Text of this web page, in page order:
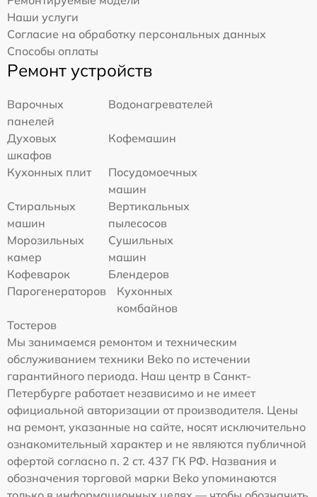
Наши услуги
Согласие на обработку персональных данных
Способы оплаты
Ремонт устройств
Варочных
панелей
Водонагревателей
Духовых
шкафов
Кофемашин
Кухонных плит
Посудомоечных
машин
Стиральных
машин
Вертикальных
пылесосов
Морозильных
камер
Сушильных
машин
Кофеварок
Блендеров
Парогенераторов
Кухонных
комбайнов
Тостеров
Мы занимаемся ремонтом и техническим
обслуживанием техники Beko по истечении
гарантийного периода. Наш центр в Санкт-
Петербурге работает независимо и не имеет
официальной авторизации от производителя. Цены
на ремонт, указанные на сайте, носят исключительно
ознакомительный характер и не являются публичной
офертой согласно п. 2 ст. 437 ГК РФ. Названия и
обозначения торговой марки Beko упоминаются